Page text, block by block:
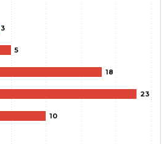
3
5
18
23
10